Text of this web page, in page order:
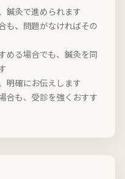
鍼灸で進められます
も、問題がなければその
める場合でも、鍼灸を同
明確にお伝えします
合も、受診を強くおすす